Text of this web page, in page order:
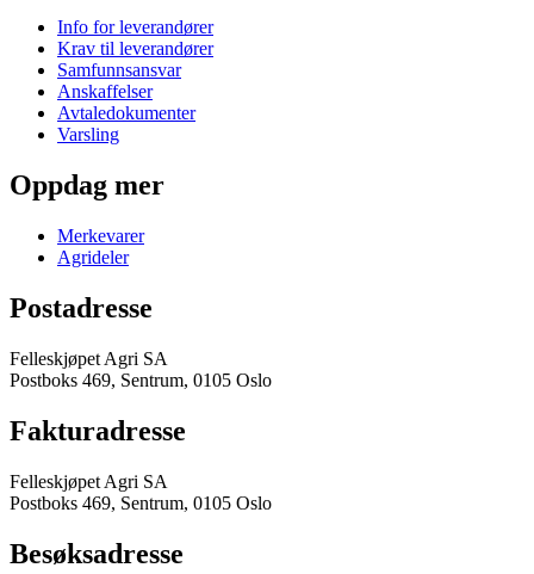
Info for leverandører
Krav til leverandører
Samfunnsansvar
Anskaffelser
Avtaledokumenter
Varsling
Oppdag mer
Merkevarer
Agrideler
Postadresse
Felleskjøpet Agri SA
Postboks 469, Sentrum, 0105 Oslo
Fakturadresse
Felleskjøpet Agri SA
Postboks 469, Sentrum, 0105 Oslo
Besøksadresse